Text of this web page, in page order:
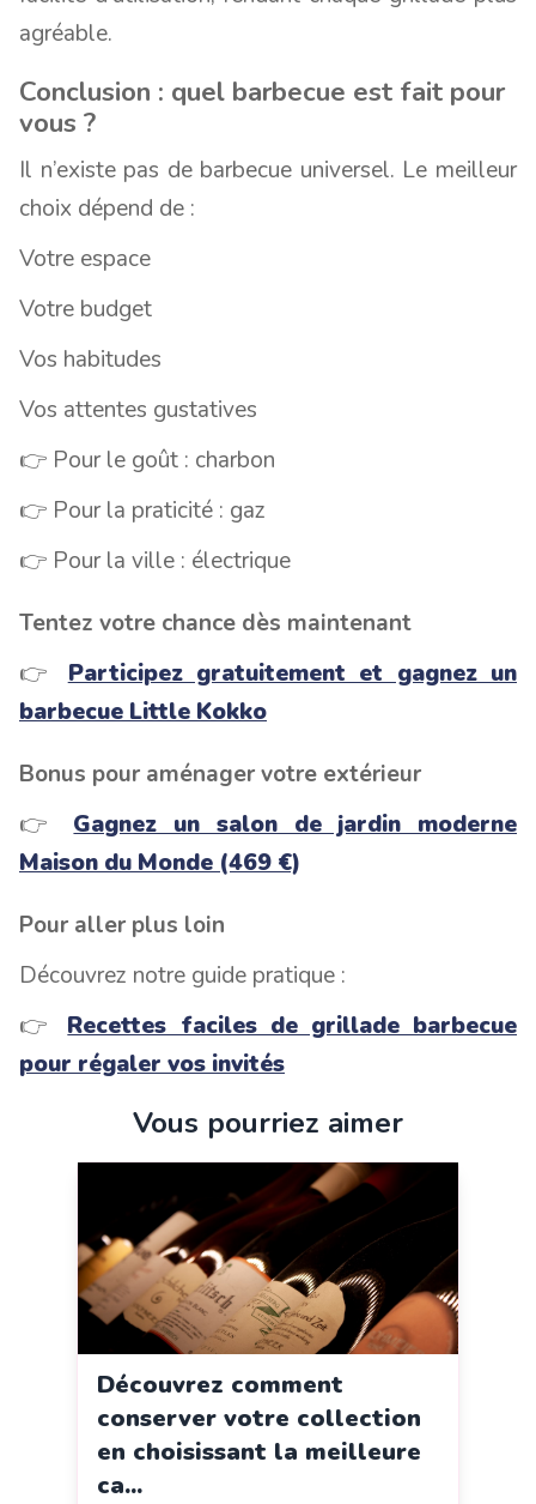
agréable.
Conclusion : quel barbecue est fait pour
vous ?
Il n’existe pas de barbecue universel. Le meilleur
choix dépend de :
Votre espace
Votre budget
Vos habitudes
Vos attentes gustatives
👉 Pour le goût : charbon
👉 Pour la praticité : gaz
👉 Pour la ville : électrique
Tentez votre chance dès maintenant
👉 Participez gratuitement et gagnez un
barbecue Little Kokko
Bonus pour aménager votre extérieur
👉 Gagnez un salon de jardin moderne
Maison du Monde (469 €)
Pour aller plus loin
Découvrez notre guide pratique :
👉 Recettes faciles de grillade barbecue
pour régaler vos invités
Vous pourriez aimer
Découvrez comment
conserver votre collection
en choisissant la meilleure
ca...